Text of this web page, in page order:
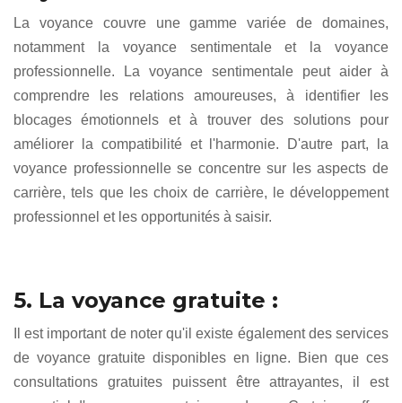
La voyance couvre une gamme variée de domaines,
notamment la voyance sentimentale et la voyance
professionnelle. La voyance sentimentale peut aider à
comprendre les relations amoureuses, à identifier les
blocages émotionnels et à trouver des solutions pour
améliorer la compatibilité et l'harmonie. D'autre part, la
voyance professionnelle se concentre sur les aspects de
carrière, tels que les choix de carrière, le développement
professionnel et les opportunités à saisir.
5. La voyance gratuite :
Il est important de noter qu'il existe également des services
de voyance gratuite disponibles en ligne. Bien que ces
consultations gratuites puissent être attrayantes, il est